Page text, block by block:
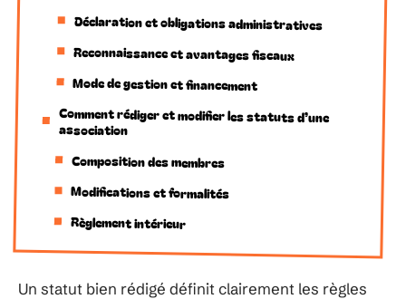
Déclaration et obligations administratives
Reconnaissance et avantages fiscaux
Mode de gestion et financement
Comment rédiger et modifier les statuts d’une
association
Composition des membres
Modifications et formalités
Règlement intérieur
Un statut bien rédigé définit clairement les règles